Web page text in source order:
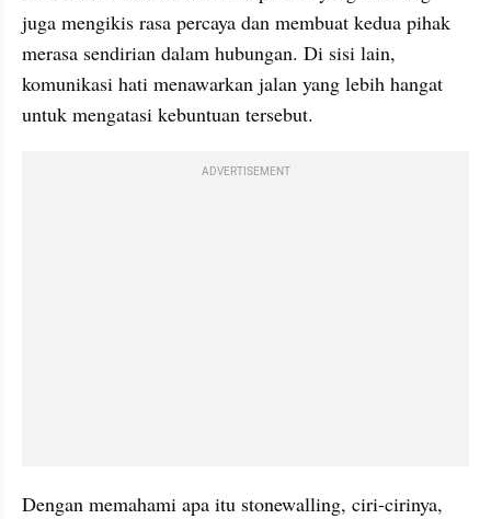
juga mengikis rasa percaya dan membuat kedua pihak
merasa sendirian dalam hubungan. Di sisi lain,
komunikasi hati menawarkan jalan yang lebih hangat
untuk mengatasi kebuntuan tersebut.
ADVERTISEMENT
Dengan memahami apa itu stonewalling, ciri-cirinya,